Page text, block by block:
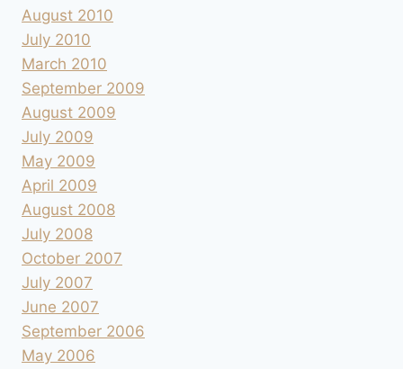
August 2010
July 2010
March 2010
September 2009
August 2009
July 2009
May 2009
April 2009
August 2008
July 2008
October 2007
July 2007
June 2007
September 2006
May 2006